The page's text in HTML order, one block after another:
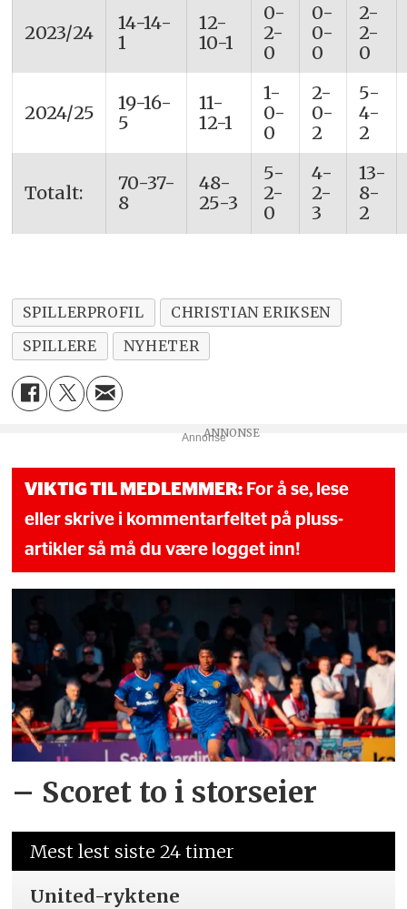
2023/24
14-14-
1
12-
10-1
0-
2-
0
0-
0-
0
2-
2-
0
2024/25
19-16-
5
11-
12-1
1-
0-
0
2-
0-
2
5-
4-
2
Totalt:
70-37-
8
48-
25-3
5-
2-
0
4-
2-
3
13-
8-
2
SPILLERPROFIL
CHRISTIAN ERIKSEN
SPILLERE
NYHETER
Annonse
VIKTIG TIL MEDLEMMER: For å se, lese
eller skrive i kommentarfeltet på pluss-
artikler så må du være logget inn!
– Scoret to i storseier
Mest lest siste 24 timer
United-ryktene